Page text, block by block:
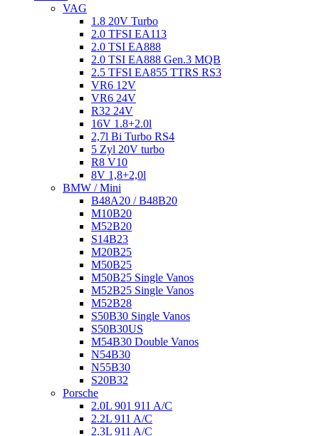
VAG
1.8 20V Turbo
2.0 TFSI EA113
2.0 TSI EA888
2.0 TSI EA888 Gen.3 MQB
2.5 TFSI EA855 TTRS RS3
VR6 12V
VR6 24V
R32 24V
16V 1.8+2.0l
2,7l Bi Turbo RS4
5 Zyl 20V turbo
R8 V10
8V 1,8+2,0l
BMW / Mini
B48A20 / B48B20
M10B20
M52B20
S14B23
M20B25
M50B25
M50B25 Single Vanos
M52B25 Single Vanos
M52B28
S50B30 Single Vanos
S50B30US
M54B30 Double Vanos
N54B30
N55B30
S20B32
Porsche
2.0L 901 911 A/C
2.2L 911 A/C
2.3L 911 A/C